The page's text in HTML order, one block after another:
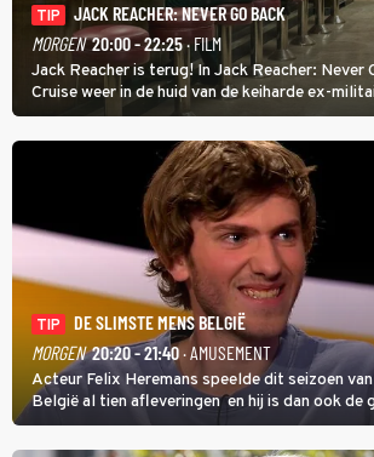
TIP
JACK REACHER: NEVER GO BACK
MORGEN 20:00 - 22:25· FILM
Jack Reacher is terug! In Jack Reacher: Never
Cruise weer in de huid van de keiharde ex-
TIP
DE SLIMSTE MENS BELGIË
MORGEN 20:20 - 21:40· AMUSEMENT
Acteur Felix Heremans speelde dit seizoen
België al tien afleveringen en hij is dan ook de
deze seizoensfinale. En er is Nederlandse
Soundos El Ahmadi neemt plaats aan de